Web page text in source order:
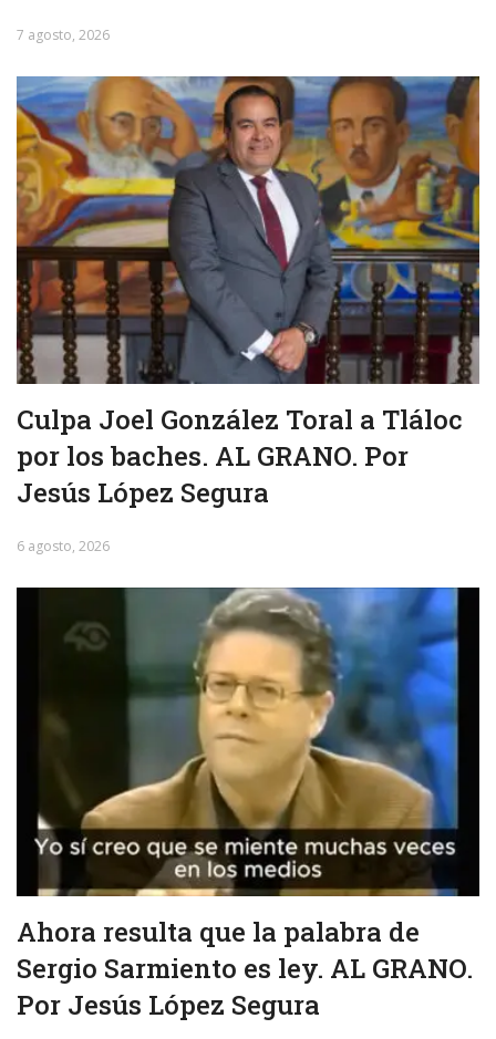
7 agosto, 2026
Culpa Joel González Toral a Tláloc
por los baches. AL GRANO. Por
Jesús López Segura
6 agosto, 2026
Ahora resulta que la palabra de
Sergio Sarmiento es ley. AL GRANO.
Por Jesús López Segura